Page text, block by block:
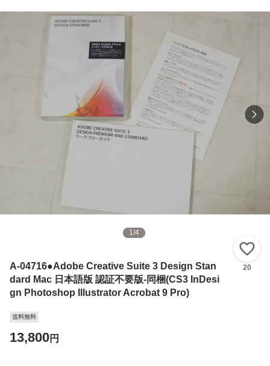
1/4
A-04716●Adobe Creative Suite 3 Design Stan
dard Mac 日本語版 認証不要版-同梱(CS3 InDesi
gn Photoshop Illustrator Acrobat 9 Pro)
20
送料無料
13,800円